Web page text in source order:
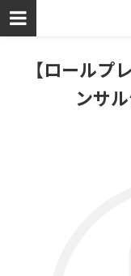
【ロールプ
ンサ